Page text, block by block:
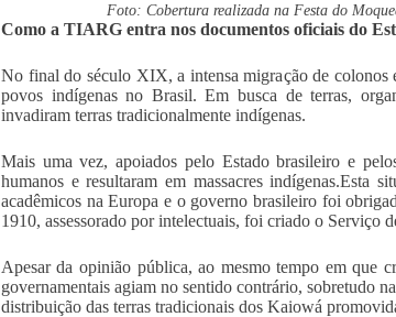
Foto: Cobertura realizada na Festa do
Como a TIARG entra nos documentos oficiais do
No final do século XIX, a intensa migração de colonos
povos indígenas no Brasil. Em busca de terras,
invadiram terras tradicionalmente indígenas.
Mais uma vez, apoiados pelo Estado brasileiro e
humanos e resultaram em massacres indígenas.Esta
acadêmicos na Europa e o governo brasileiro foi
1910, assessorado por intelectuais, foi criado o Serviço
Apesar da opinião pública, ao mesmo tempo em que
governamentais agiam no sentido contrário, sobretudo
distribuição das terras tradicionais dos Kaiowá